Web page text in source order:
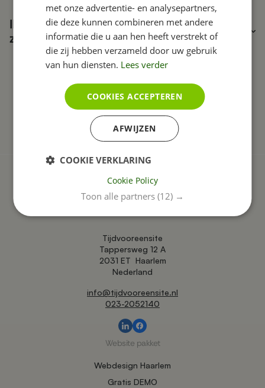
Ik maak gebruik van Office 365 en wil dit graag
zo houden. Kan dat?
Vragen? Bel 023 205 21 40
contact opnemen
Tijdvooreensite
Tappersweg 12 A
2031 ET Haarlem
Nederland
info@tijdvooreensite.nl
023-2052140
Website pakket
Webdesign Haarlem
Gratis DEMO
met onze advertentie- en analysepartners,
die deze kunnen combineren met andere
informatie die u aan hen heeft verstrekt of
die zij hebben verzameld door uw gebruik
van hun diensten. Lees verder
Toon alle partners (12) →
COOKIES ACCEPTEREN
AFWIJZEN
COOKIE VERKLARING
Cookie Policy